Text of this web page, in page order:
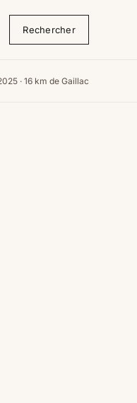
Rechercher
· 16 km de Gaillac